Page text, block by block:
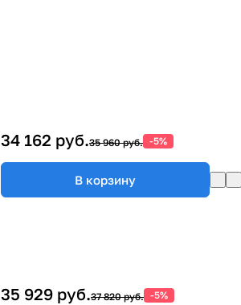
34 162 руб.35 960 руб. -5%
В корзину
35 929 руб.37 820 руб. -5%